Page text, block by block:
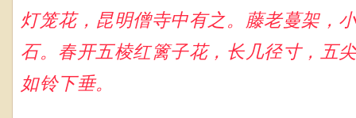
灯笼花，昆明僧寺中有之。藤老蔓架，
石。春开五棱红篱子花，长几径寸，五
如铃下垂。